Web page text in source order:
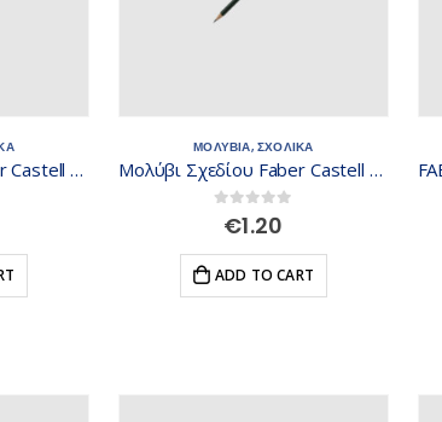
Μολύβι Σχεδίου Faber Castell 9000 4H 119014
ΜΟΛΥΒΙΑ, ΣΧΟΛΙΚΑ
Μολύβι Σχεδίου Faber Castell 9000 3H 119013
out of 5
€1.20
ADD TO CART